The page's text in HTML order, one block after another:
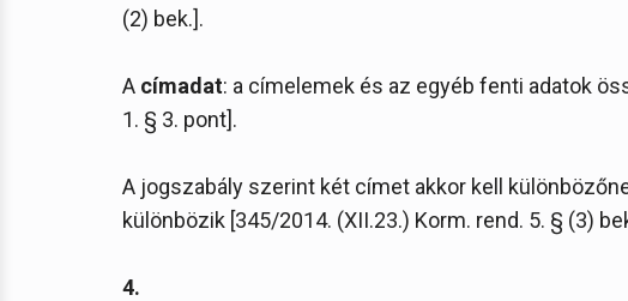
(2) bek.].
A címadat: a címelemek és az egyéb fenti adatok
1. § 3. pont].
A jogszabály szerint két címet akkor kell
különbözik [345/2014. (XII.23.) Korm. rend. 5. § (3)
4.